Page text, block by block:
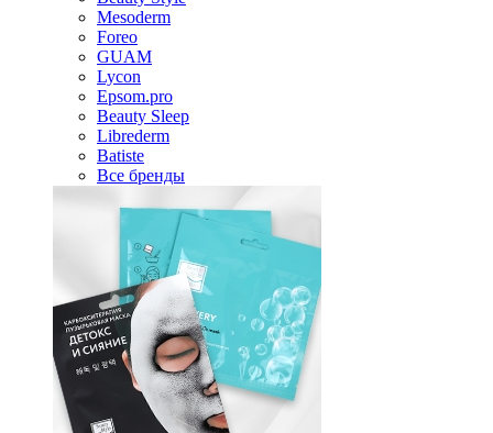
Mesoderm
Foreo
GUAM
Lycon
Epsom.pro
Beauty Sleep
Librederm
Batiste
Все бренды